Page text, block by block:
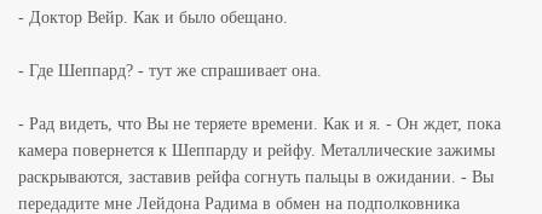
- Доктор Вейр. Как и было обещано.
- Где Шеппард? - тут же спрашивает она.
- Рад видеть, что Вы не теряете времени. Как и я. - Он ждет, пока
камера повернется к Шеппарду и рейфу. Металлические зажимы
раскрываются, заставив рейфа согнуть пальцы в ожидании. - Вы
передадите мне Лейдона Радима в обмен на подполковника